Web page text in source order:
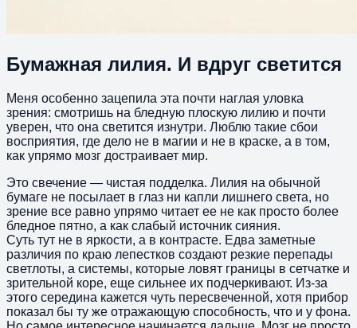
Бумажная лилия. И вдруг светится
Меня особенно зацепила эта почти наглая уловка
зрения: смотришь на бледную плоскую лилию и почти
уверен, что она светится изнутри. Люблю такие сбои
восприятия, где дело не в магии и не в краске, а в том,
как упрямо мозг достраивает мир.
Это свечение — чистая подделка. Лилия на обычной
бумаге не посылает в глаз ни капли лишнего света, но
зрение все равно упрямо читает ее не как просто более
бледное пятно, а как слабый источник сияния.
Суть тут не в яркости, а в контрасте. Едва заметные
различия по краю лепестков создают резкие перепады
светлоты, а системы, которые ловят границы в сетчатке и
зрительной коре, еще сильнее их подчеркивают. Из-за
этого середина кажется чуть пересвеченной, хотя прибор
показал бы ту же отражающую способность, что и у фона.